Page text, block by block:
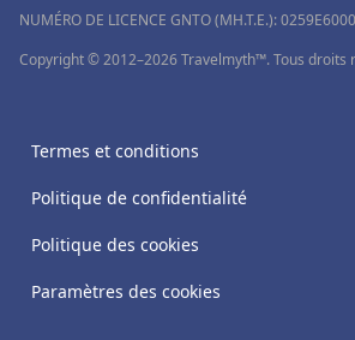
NUMÉRO DE LICENCE GNTO (MH.T.E.):
Copyright © 2012–2026 Travelmyth™. Tous droits
Termes et conditions
Politique de confidentialité
Politique des cookies
Paramètres des cookies